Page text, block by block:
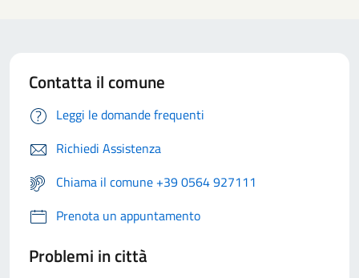
Contatta il comune
Leggi le domande frequenti
Richiedi Assistenza
Chiama il comune +39 0564 927111
Prenota un appuntamento
Problemi in città